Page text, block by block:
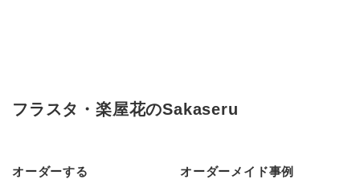
フラスタ・楽屋花のSakaseru
オーダーする オーダーメイド事例